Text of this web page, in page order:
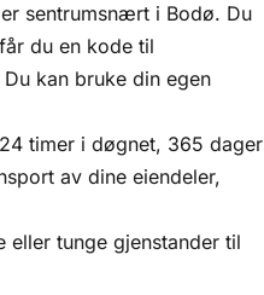
sentrumsnært i Bodø. Du
du en kode til
kan bruke din egen
timer i døgnet, 365 dager
av dine eiendeler,
tunge gjenstander til